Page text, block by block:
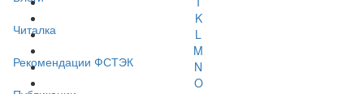
Читалка
Рекомендации ФСТЭК
K
L
M
N
O